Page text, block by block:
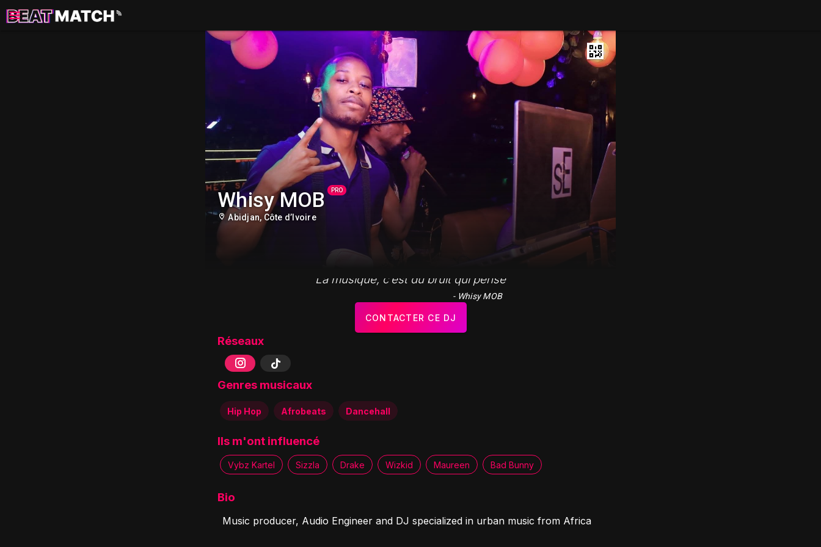
Whisy MOB PRO
Abidjan, Côte d’Ivoire
"La musique, c’est du bruit qui pense"
- Whisy MOB
CONTACTER CE DJ
Réseaux
Genres musicaux
Hip Hop Afrobeats Dancehall
Ils m'ont influencé
Vybz Kartel Sizzla Drake Wizkid Maureen Bad Bunny
Bio
Music producer, Audio Engineer and DJ specialized in urban music from Africa